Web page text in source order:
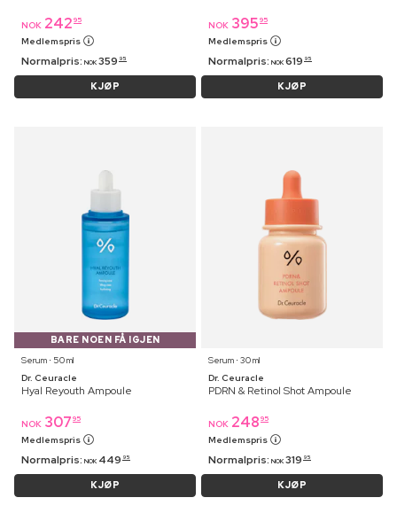
NOK 242 95
Medlemspris
Normalpris: NOK 359 95
KJØP
NOK 395 95
Medlemspris
Normalpris: NOK 619 95
KJØP
BARE NOEN FÅ IGJEN
Serum ⋅ 50 ml
Dr. Ceuracle
Hyal Reyouth Ampoule
NOK 307 95
Medlemspris
Normalpris: NOK 449 95
KJØP
Serum ⋅ 30 ml
Dr. Ceuracle
PDRN & Retinol Shot Ampoule
NOK 248 95
Medlemspris
Normalpris: NOK 319 95
KJØP